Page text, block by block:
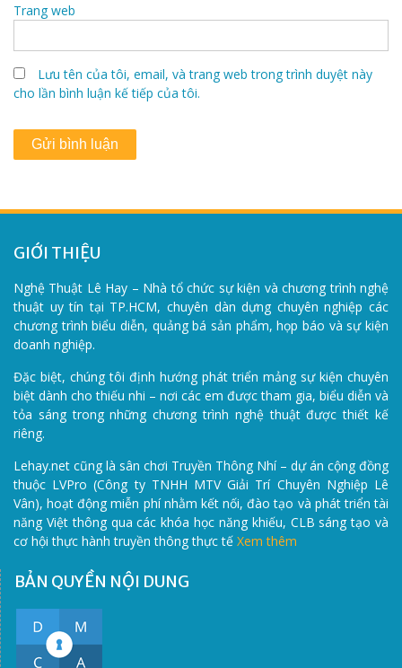
Trang web
Lưu tên của tôi, email, và trang web trong trình duyệt này
cho lần bình luận kế tiếp của tôi.
GIỚI THIỆU
Nghệ Thuật Lê Hay – Nhà tổ chức sự kiện và chương trình nghệ
thuật uy tín tại TP.HCM, chuyên dàn dựng chuyên nghiệp các
chương trình biểu diễn, quảng bá sản phẩm, họp báo và sự kiện
doanh nghiệp.
Đặc biệt, chúng tôi định hướng phát triển mảng sự kiện chuyên
biệt dành cho thiếu nhi – nơi các em được tham gia, biểu diễn và
tỏa sáng trong những chương trình nghệ thuật được thiết kế
riêng.
Lehay.net cũng là sân chơi Truyền Thông Nhí – dự án cộng đồng
thuộc LVPro (Công ty TNHH MTV Giải Trí Chuyên Nghiệp Lê
Vân), hoạt động miễn phí nhằm kết nối, đào tạo và phát triển tài
năng Việt thông qua các khóa học năng khiếu, CLB sáng tạo và
cơ hội thực hành truyền thông thực tế Xem thêm
BẢN QUYỀN NỘI DUNG